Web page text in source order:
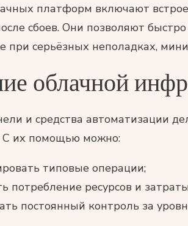
платформ включают
сбоев. Они позволяют
при серьёзных неполадках,
облачной
и средства автоматизации
С их помощью можно:
типовые операции;
потребление ресурсов и
постоянный контроль за